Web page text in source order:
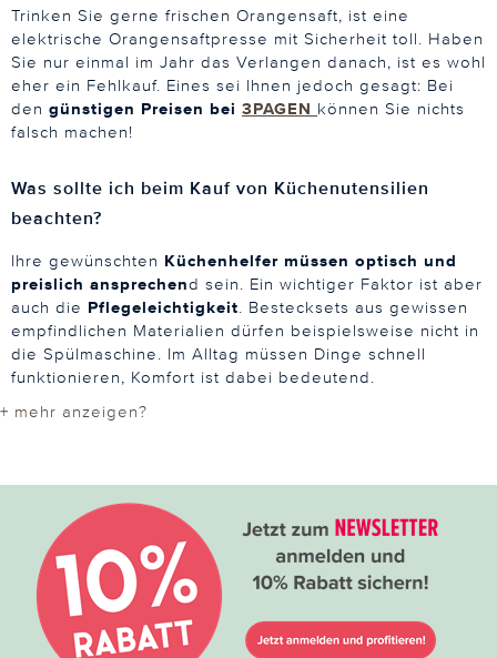
Trinken Sie gerne frischen Orangensaft, ist eine
elektrische Orangensaftpresse mit Sicherheit toll. Haben
Sie nur einmal im Jahr das Verlangen danach, ist es wohl
eher ein Fehlkauf. Eines sei Ihnen jedoch gesagt: Bei
den günstigen Preisen bei 3PAGEN können Sie nichts
falsch machen!
Was sollte ich beim Kauf von Küchenutensilien
beachten?
Ihre gewünschten Küchenhelfer müssen optisch und
preislich ansprechend sein. Ein wichtiger Faktor ist aber
auch die Pflegeleichtigkeit . Bestecksets aus gewissen
empfindlichen Materialien dürfen beispielsweise nicht in
die Spülmaschine. Im Alltag müssen Dinge schnell
funktionieren, Komfort ist dabei bedeutend.
+ mehr anzeigen?